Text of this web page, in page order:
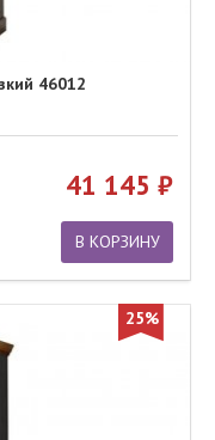
46012
41 145
В КОРЗИНУ
25%